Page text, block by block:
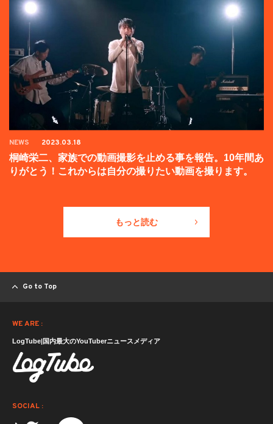
NEWS 2023.03.18
桐崎栄二、家族での動画撮影を止める事を報告。10年間あ
りがとう！これからは自分の撮りたい動画を撮ります。
もっと読む
Go to Top
WE ARE :
LogTube|国内最大のYouTuberニュースメディア
SOCIAL :